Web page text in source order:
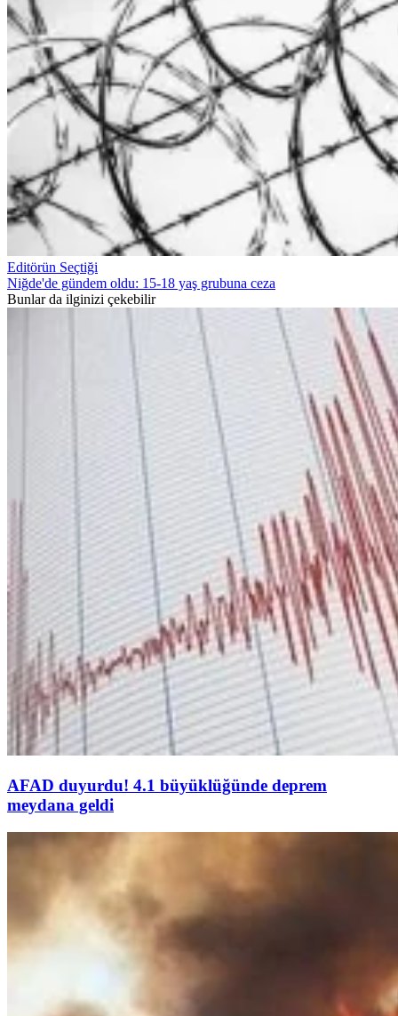
Editörün Seçtiği
Niğde'de gündem oldu: 15-18 yaş grubuna ceza
Bunlar da ilginizi çekebilir
AFAD duyurdu! 4.1 büyüklüğünde deprem
meydana geldi